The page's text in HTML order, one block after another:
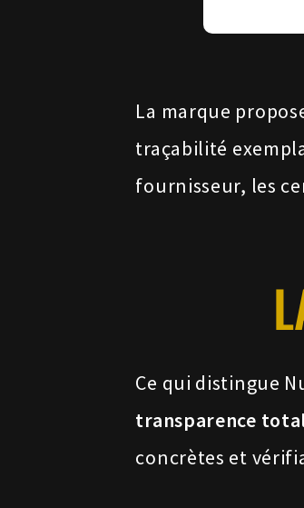
La marque
traçabilité
fournisseur, les
Ce qui distingue
transparence
concrètes et